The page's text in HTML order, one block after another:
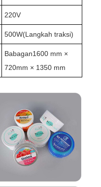
220V
500W(Langkah traksi)
Babagan1600 mm ×
720mm × 1350 mm